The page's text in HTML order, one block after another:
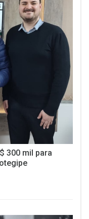
300 mil para